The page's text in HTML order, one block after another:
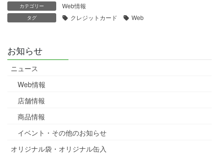
カテゴリー Web情報
タグ クレジットカード Web
お知らせ
ニュース
Web情報
店舗情報
商品情報
イベント・その他のお知らせ
オリジナル袋・オリジナル缶入